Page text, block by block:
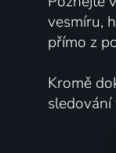
vesmíru,
přímo z
Kromě
sledování